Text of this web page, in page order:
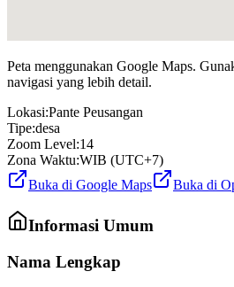
Peta menggunakan Google Maps.
navigasi yang lebih detail.
Lokasi:Pante Peusangan
Tipe:desa
Zoom Level:14
Zona Waktu:WIB (UTC+7)
Buka di Google Maps
Buka di
Informasi Umum
Nama Lengkap